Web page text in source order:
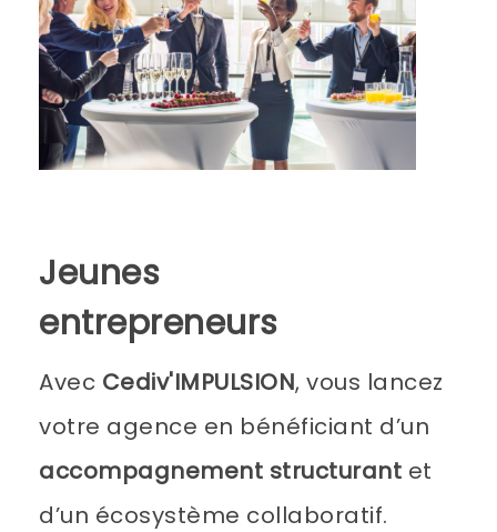
Jeunes
entrepreneurs
Avec Cediv'IMPULSION, vous lancez
votre agence en bénéficiant d’un
accompagnement structurant et
d’un écosystème collaboratif.